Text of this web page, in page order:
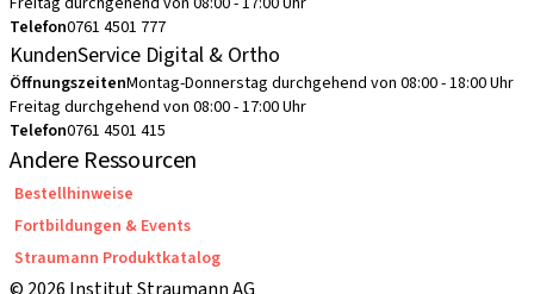
Telefon0761 4501 777
KundenService Digital & Ortho
ÖffnungszeitenMontag-Donnerstag durchgehend von 08:00 - 18:00 Uhr
Freitag durchgehend von 08:00 - 17:00 Uhr
Telefon0761 4501 415
Andere Ressourcen
Bestellhinweise
Fortbildungen & Events
Straumann Produktkatalog